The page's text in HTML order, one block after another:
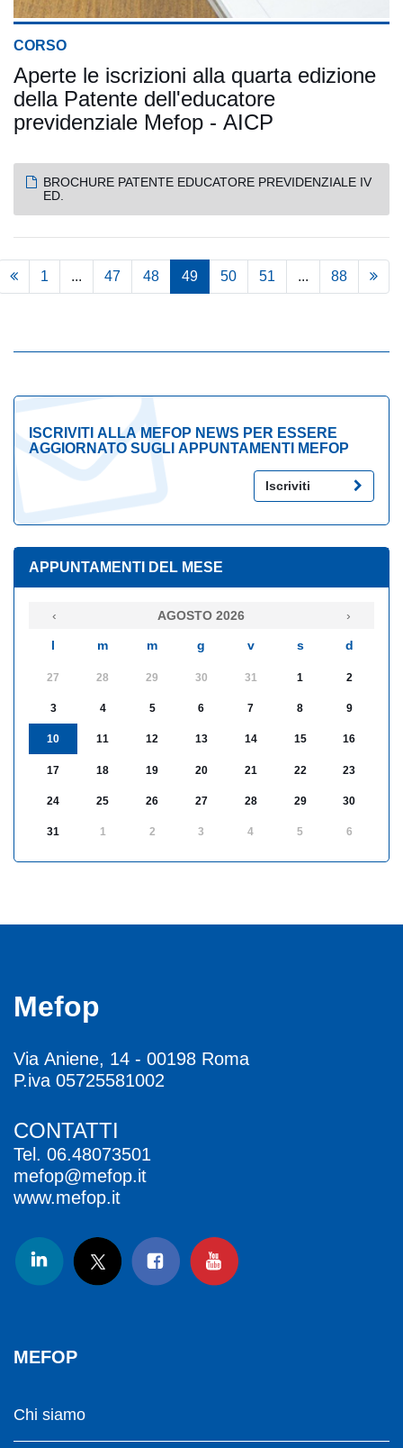
CORSO
Aperte le iscrizioni alla quarta edizione
della Patente dell'educatore
previdenziale Mefop - AICP
BROCHURE PATENTE EDUCATORE PREVIDENZIALE IV
ED.
1 ... 47 48 49 50 51 ... 88
ISCRIVITI ALLA MEFOP NEWS PER ESSERE
AGGIORNATO SUGLI APPUNTAMENTI MEFOP
Iscriviti
APPUNTAMENTI DEL MESE
‹ AGOSTO 2026 ›
l m m g v s d
27 28 29 30 31 1 2
3 4 5 6 7 8 9
10 11 12 13 14 15 16
17 18 19 20 21 22 23
24 25 26 27 28 29 30
31 1 2 3 4 5 6
Mefop
Via Aniene, 14 - 00198 Roma
P.iva 05725581002
CONTATTI
Tel. 06.48073501
mefop@mefop.it
www.mefop.it
MEFOP
Chi siamo